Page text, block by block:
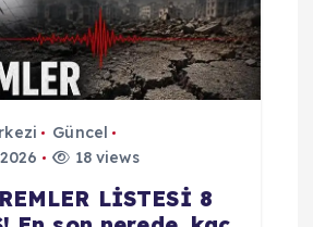
Güncel
18 views
LİSTESİ 8